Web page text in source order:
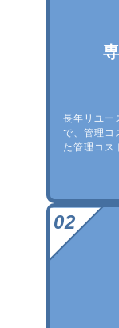
長年リユー
で、管理コ
た管理コス